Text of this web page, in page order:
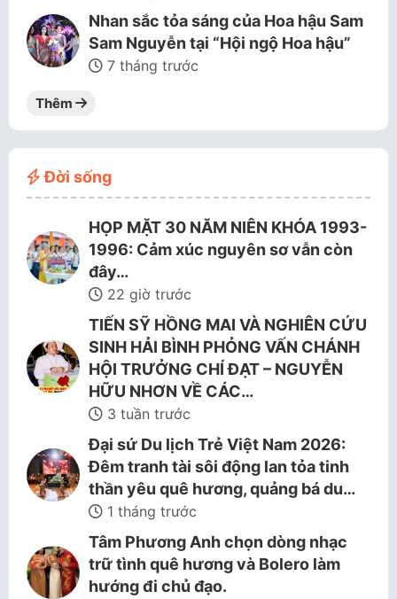
Nhan sắc tỏa sáng của Hoa hậu Sam
Sam Nguyễn tại “Hội ngộ Hoa hậu”
7 tháng trước
Thêm
Đời sống
HỌP MẶT 30 NĂM NIÊN KHÓA 1993-
1996: Cảm xúc nguyên sơ vẫn còn
đây…
22 giờ trước
TIẾN SỸ HỒNG MAI VÀ NGHIÊN CỨU
SINH HẢI BÌNH PHỎNG VẤN CHÁNH
HỘI TRƯỞNG CHÍ ĐẠT – NGUYỄN
HỮU NHƠN VỀ CÁC…
3 tuần trước
Đại sứ Du lịch Trẻ Việt Nam 2026:
Đêm tranh tài sôi động lan tỏa tinh
thần yêu quê hương, quảng bá du…
1 tháng trước
Tâm Phương Anh chọn dòng nhạc
trữ tình quê hương và Bolero làm
hướng đi chủ đạo.